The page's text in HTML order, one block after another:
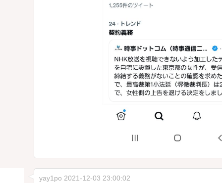
yay1po 2021-12-03 23:00:02